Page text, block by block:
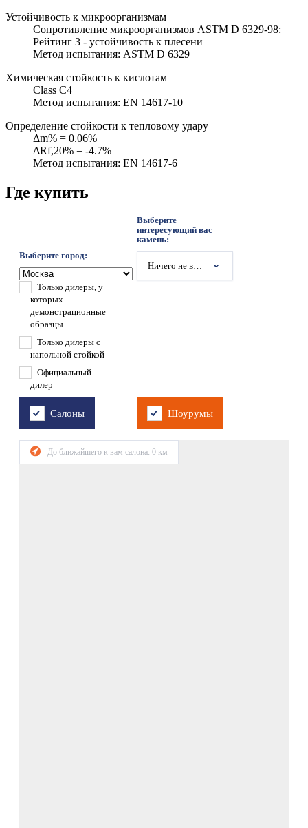
Устойчивость к микроорганизмам
Сопротивление микроорганизмов ASTM D 6329-98:
Рейтинг 3 - устойчивость к плесени
Метод испытания: ASTM D 6329
Химическая стойкость к кислотам
Class C4
Метод испытания: EN 14617-10
Определение стойкости к тепловому удару
Δm% = 0.06%
ΔRf,20% = -4.7%
Метод испытания: EN 14617-6
Где купить
Выберите город:
Выберите
интересующий вас
камень:
Ничего не выбрано
Только дилеры, у
которых
демонстрационные
образцы
Только дилеры с
напольной стойкой
Официальный
дилер
Салоны Шоурумы
До ближайшего к вам салона: 0 км